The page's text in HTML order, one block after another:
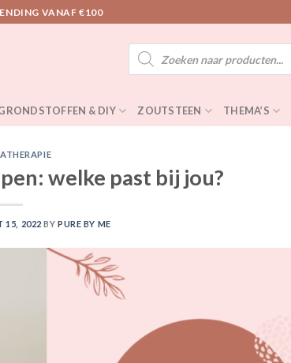
VANAF €100
Producten
zoeken
& DIY ZOUTSTEEN THEMA’S
welke past bij jou?
15, 2022 BYPURE BY ME